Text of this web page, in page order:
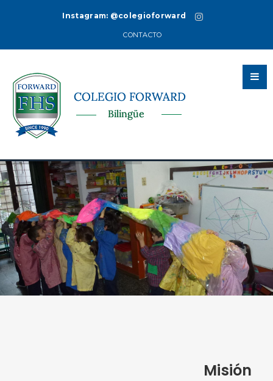
Instagram: @colegioforward
CONTACTO
Misión